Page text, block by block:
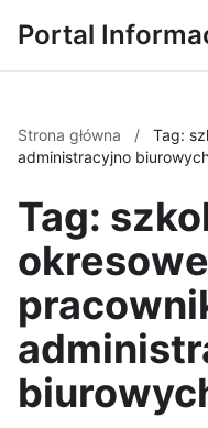
Portal
Strona główna /
Tag:
administracyjno
Tag: